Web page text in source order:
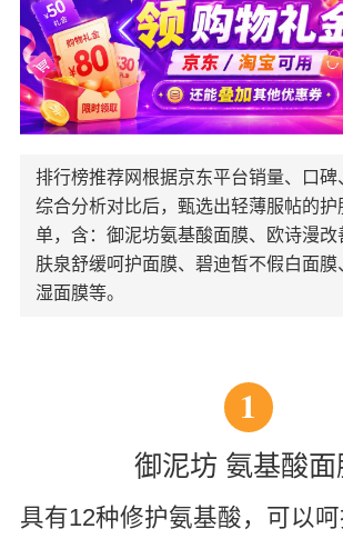
排行榜推荐网根据京东平台销量、口碑
综合分析对比后，甄选出轻薄服帖的护
单，含：御泥坊氨基酸面膜、欧诗漫改
肤泉舒缓呵护面膜、碧迪皙不假白面
湿面膜等。
1
御泥坊 氨基酸面
具有12种修护氨基酸，可以呵